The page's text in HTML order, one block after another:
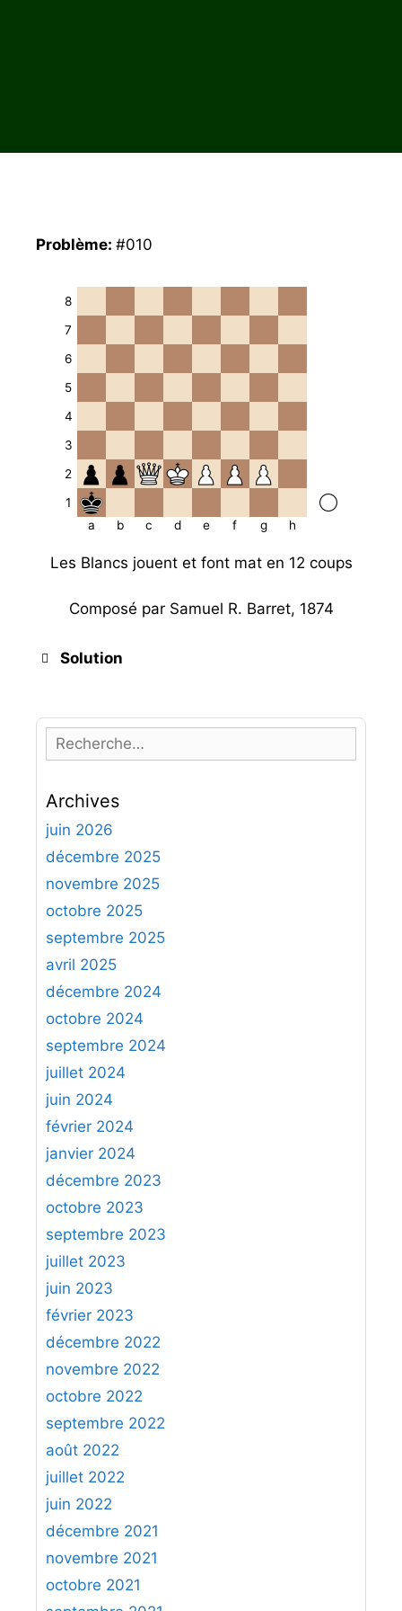
Problème: #010
8
7
6
5
4
3
2
1
a
b c d e f g h
Les Blancs jouent et font mat en 12 coups
Composé par Samuel R. Barret, 1874
Solution
4.De4+ Ra1
Rb1
8. Dg6+
11.
Dh8 ! Rb1
e
h
e
r
h
e
r
:
Archives
juin 2026
décembre 2025
novembre 2025
octobre 2025
septembre 2025
avril 2025
décembre 2024
octobre 2024
septembre 2024
juillet 2024
juin 2024
février 2024
janvier 2024
décembre 2023
octobre 2023
septembre 2023
juillet 2023
juin 2023
février 2023
décembre 2022
novembre 2022
octobre 2022
septembre 2022
août 2022
juillet 2022
juin 2022
décembre 2021
novembre 2021
octobre 2021